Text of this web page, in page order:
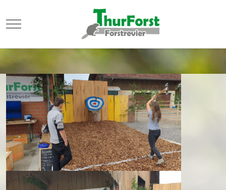
Mobile Menu Toggle